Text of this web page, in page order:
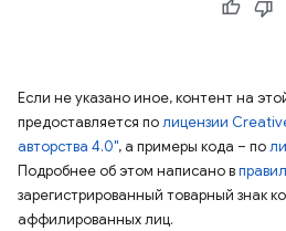
Если не указано иное, контент на
предоставляется полицензии
авторства 4.0", а примеры кода – по
Подробнее об этом написано в
зарегистрированный товарный знак
аффилированных лиц.